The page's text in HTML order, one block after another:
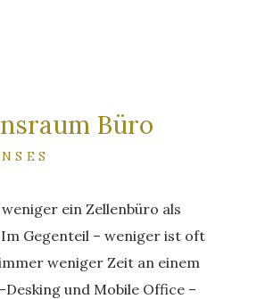
Büro
ein Zellenbüro als
Gegenteil – weniger ist oft
weniger Zeit an einem
und Mobile Office –